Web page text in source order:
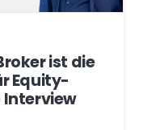
ist die
Equity-
Interview